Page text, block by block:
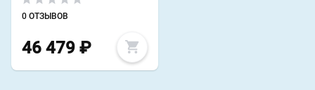
0 ОТЗЫВОВ
46 479 ₽